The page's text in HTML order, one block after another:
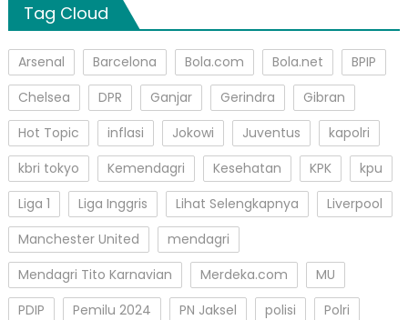
Tag Cloud
Arsenal Barcelona Bola.com Bola.net
BPIP
Chelsea
DPR Ganjar Gerindra
Gibran
Hot Topic
inflasi Jokowi Juventus
kapolri
kbri tokyo
Kemendagri Kesehatan KPK
kpu
Liga 1
Liga Inggris Lihat Selengkapnya
Liverpool
Manchester United
mendagri
Mendagri Tito Karnavian
Merdeka.com
MU
PDIP
Pemilu 2024 PN Jaksel polisi
Polri